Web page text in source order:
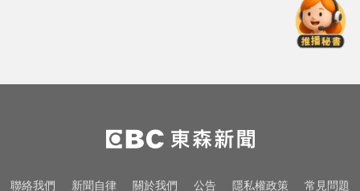
欣純 最新民調曝
三商美邦人壽將下市！8/20停牌 千
張大戶還有252人
滴管餵毒性侵致死！台中宮廟總幹
聯絡我們 新聞自律 關於我們 公告 隱私權政策 常見問題